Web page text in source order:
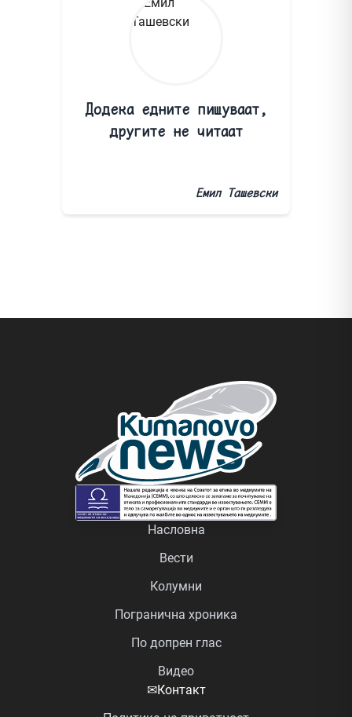
Додека едните пишуваат,
другите не читаат
Емил Ташевски
Насловна
Вести
Колумни
Погранична хроника
По допрен глас
Видео
✉Контакт